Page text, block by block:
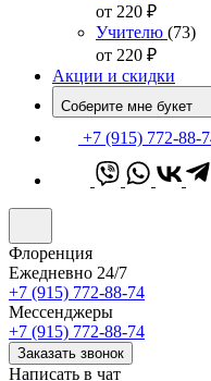
от 220 ₽
Учителю (73)
от 220 ₽
Акции и скидки
Соберите мне букет
+7 (915) 772-88-
Флоренция
Ежедневно 24/7
+7 (915) 772-88-74
Мессенджеры
+7 (915) 772-88-74
Заказать звонок
Написать в чат